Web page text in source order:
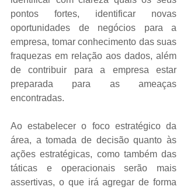
pontos fortes, identificar novas
oportunidades de negócios para a
empresa, tomar conhecimento das suas
fraquezas em relação aos dados, além
de contribuir para a empresa estar
preparada para as ameaças
encontradas.
Ao estabelecer o foco estratégico da
área, a tomada de decisão quanto às
ações estratégicas, como também das
táticas e operacionais serão mais
assertivas, o que irá agregar de forma